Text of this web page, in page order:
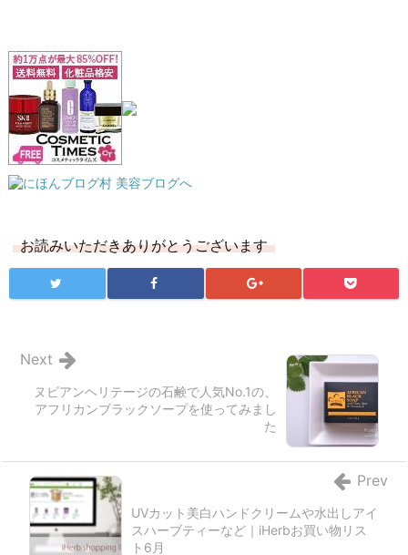
お読みいただきありがとうございます
ヌビアンヘリテージの石鹸で人気No.1の、
アフリカンブラックソープを使ってみまし
た
Next
UVカット美白ハンドクリームや水出しアイ
スハーブティーなど｜iHerbお買い物リス
ト6月
Prev